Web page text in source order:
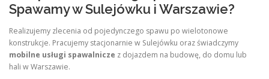
Spawamy w Sulejówku i Warszawie?
Realizujemy zlecenia od pojedynczego spawu po wielotonowe
konstrukcje. Pracujemy stacjonarnie w Sulejówku oraz świadczymy
mobilne usługi spawalnicze z dojazdem na budowę, do domu lub
hali w Warszawie.